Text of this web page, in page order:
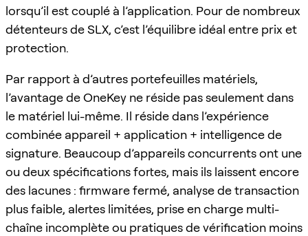
lorsqu’il est couplé à l’application. Pour de nombreux
détenteurs de SLX, c’est l’équilibre idéal entre prix et
protection.
Par rapport à d’autres portefeuilles matériels,
l’avantage de OneKey ne réside pas seulement dans
le matériel lui-même. Il réside dans l’expérience
combinée appareil + application + intelligence de
signature. Beaucoup d’appareils concurrents ont une
ou deux spécifications fortes, mais ils laissent encore
des lacunes : firmware fermé, analyse de transaction
plus faible, alertes limitées, prise en charge multi-
chaîne incomplète ou pratiques de vérification moins